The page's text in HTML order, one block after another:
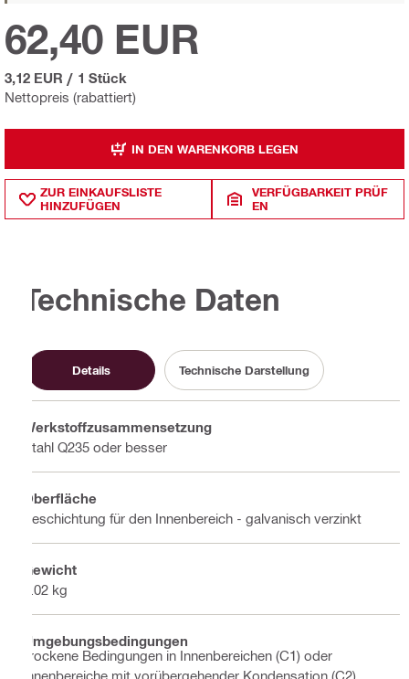
Nettopreis (rabattiert)
62,40 EUR
3,12 EUR / 1 Stück
IN DEN WARENKORB LEGEN
ZUR EINKAUFSLISTE
HINZUFÜGEN
VERFÜGBARKEIT PRÜF
EN
Technische Daten
Details Technische Darstellung
Werkstoffzusammensetzung
Stahl Q235 oder besser
Oberfläche
Beschichtung für den Innenbereich - galvanisch verzinkt
Gewicht
0.02 kg
Umgebungsbedingungen
Trockene Bedingungen in Innenbereichen (C1) oder
Innenbereiche mit vorübergehender Kondensation (C2)